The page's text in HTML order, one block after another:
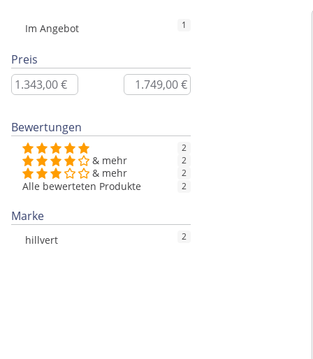
Im Angebot 1
Preis
Bewertungen
2
& mehr 2
& mehr 2
Alle bewerteten Produkte 2
Marke
hillvert 2